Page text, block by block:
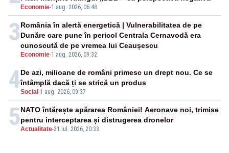
Economie-1 aug. 2026, 06:48
3
Economie-1 aug. 2026, 09:32
România în alertă energetică | Vulnerabilitatea de pe
Dunăre care pune în pericol Centrala Cernavodă era
cunoscută de pe vremea lui Ceaușescu
4Social -1 aug. 2026, 09:37
De azi, milioane de români primesc un drept nou. Ce se
întâmplă dacă ți se strică un produs
5Actualitate-31 iul. 2026, 20:33
NATO întărește apărarea României! Aeronave noi, trimise
pentru interceptarea și distrugerea dronelor